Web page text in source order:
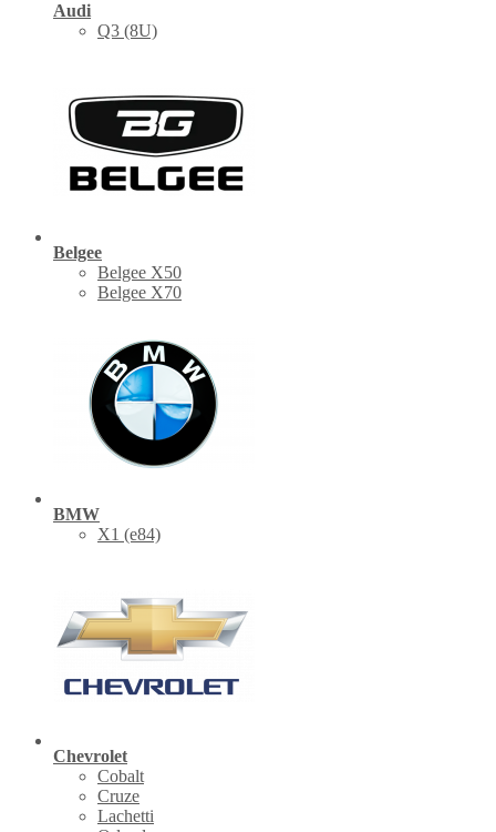
Audi
Q3 (8U)
Belgee
Belgee X50
Belgee X70
BMW
X1 (е84)
Chevrolet
Cobalt
Cruze
Lachetti